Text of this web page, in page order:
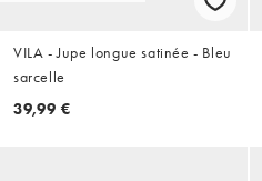
VILA - Jupe longue satinée - Bleu
sarcelle
39,99 €